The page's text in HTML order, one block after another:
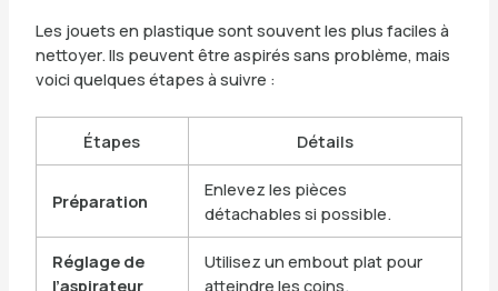
Les jouets en plastique sont souvent les plus faciles à
nettoyer. Ils peuvent être aspirés sans problème, mais
voici quelques étapes à suivre :
Étapes Détails
Préparation
Enlevez les pièces
détachables si possible.
Réglage de
l’aspirateur
Utilisez un embout plat pour
atteindre les coins.